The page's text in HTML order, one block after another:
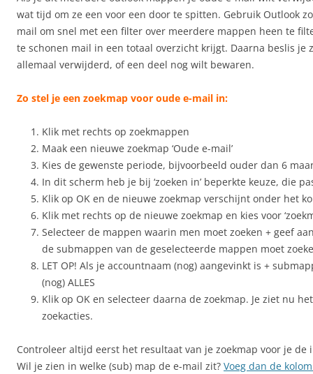
wat tijd om ze een voor een door te spitten. Gebruik Outlook
mail om snel met een filter over meerdere mappen heen te
te schonen mail in een totaal overzicht krijgt. Daarna beslis je
allemaal verwijderd, of een deel nog wilt bewaren.
Zo stel je een zoekmap voor oude e-mail in:
Klik met rechts op zoekmappen
Maak een nieuwe zoekmap ‘Oude e-mail’
Kies de gewenste periode, bijvoorbeeld ouder dan 6
In dit scherm heb je bij ‘zoeken in’ beperkte keuze, die
Klik op OK en de nieuwe zoekmap verschijnt onder het
Klik met rechts op de nieuwe zoekmap en kies voor
Selecteer de mappen waarin men moet zoeken + geef
de submappen van de geselecteerde mappen moet
LET OP! Als je accountnaam (nog) aangevinkt is +
(nog) ALLES
Klik op OK en selecteer daarna de zoekmap. Je ziet nu
zoekacties.
Controleer altijd eerst het resultaat van je zoekmap voor je
Wil je zien in welke (sub) map de e-mail zit? Voeg dan de